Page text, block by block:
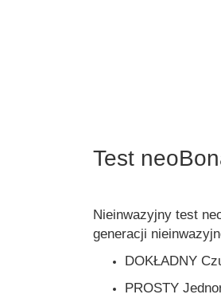
Test
Nieinwazyjny test
generacji
DOKŁADNY
PROSTY